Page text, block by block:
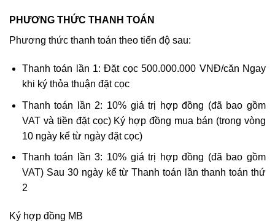
PHƯƠNG THỨC THANH TOÁN
Phương thức thanh toán theo tiến độ sau:
Thanh toán lần 1: Đặt cọc 500.000.000 VNĐ/căn Ngay
khi ký thỏa thuận đặt cọc
Thanh toán lần 2: 10% giá trị hợp đồng (đã bao gồm
VAT và tiền đặt cọc) Ký hợp đồng mua bán (trong vòng
10 ngày kể từ ngày đặt cọc)
Thanh toán lần 3: 10% giá trị hợp đồng (đã bao gồm
VAT) Sau 30 ngày kể từ Thanh toán lần thanh toán thứ
2
Ký hợp đồng MB